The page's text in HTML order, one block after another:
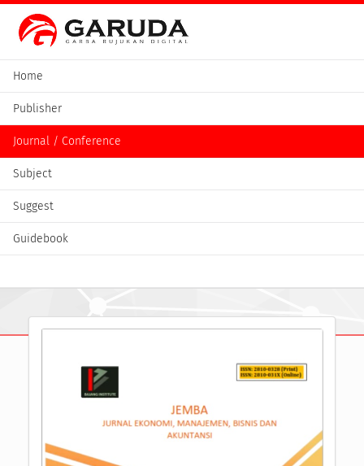
Home
Publisher
Journal / Conference
Subject
Suggest
Guidebook